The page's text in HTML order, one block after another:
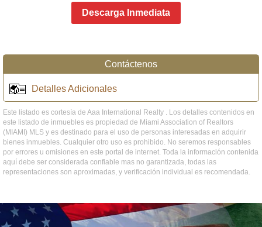
Descarga Inmediata
Contáctenos
Detalles Adicionales
Este listado es cortesía de Aaa International Realty . Los detalles contenidos en
este listado de inmuebles es propiedad de Miami Association of Realtors
(MIAMI) MLS y es destinado para el uso de personas interesadas en adquirir
bienes inmuebles. Cualquier otro uso es prohibido. No seremos responsables
por errores u omisiones en este portal de internet. Toda la información contenida
aquí debe ser considerada confiable mas no garantizada, todas las
representaciones son aproximadas, y verificación individual es recomendada.